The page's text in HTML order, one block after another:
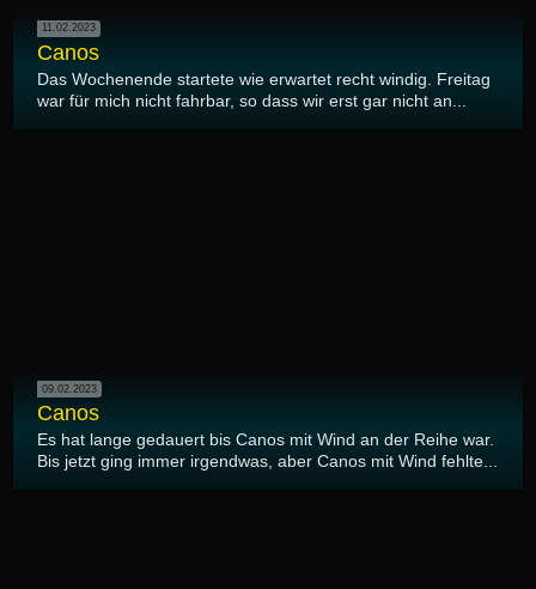
11.02.2023
Canos
Das Wochenende startete wie erwartet recht windig. Freitag
war für mich nicht fahrbar, so dass wir erst gar nicht an...
09.02.2023
Canos
Es hat lange gedauert bis Canos mit Wind an der Reihe war.
Bis jetzt ging immer irgendwas, aber Canos mit Wind fehlte...